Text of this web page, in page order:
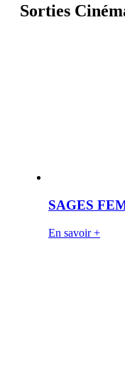
Sorties
SAGES
En savoir +